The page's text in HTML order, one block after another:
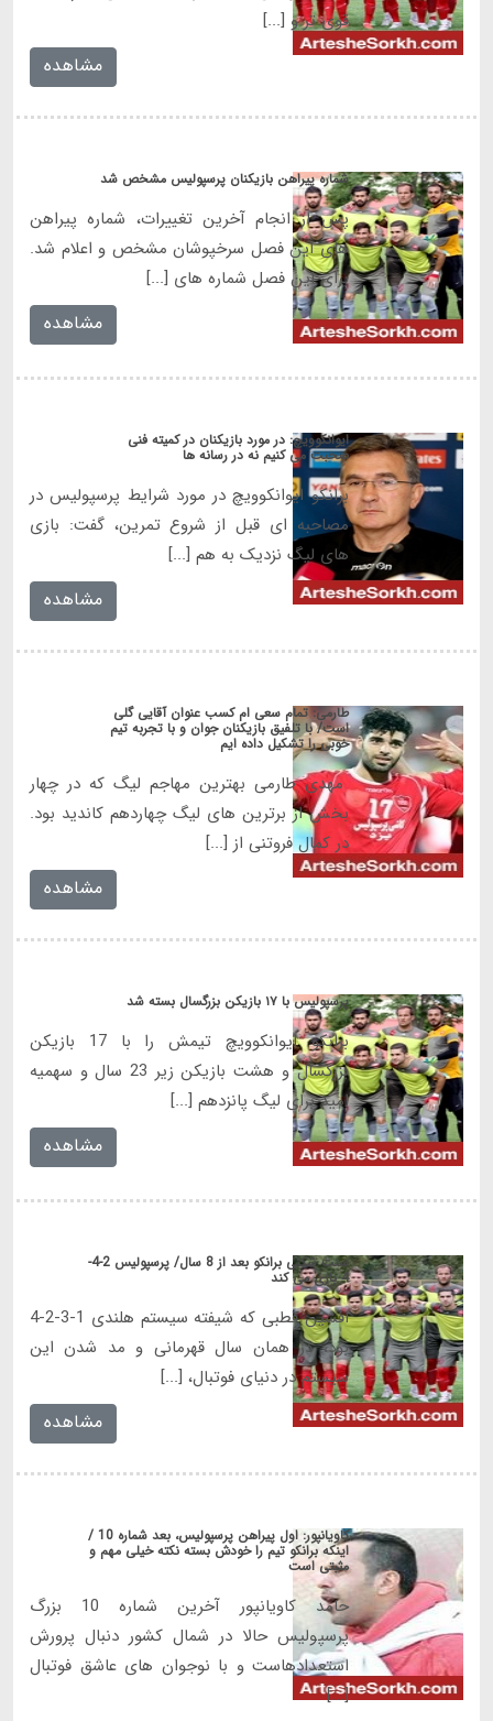
قوی تر و [...]
مشاهده
شماره پیراهن بازیکنان پرسپولیس مشخص شد
پس از انجام آخرین تغییرات، شماره پیراهن
های این فصل سرخپوشان مشخص و اعلام شد.
برای این فصل شماره های [...]
مشاهده
ایوانکوویچ: در مورد بازیکنان در کمیته فنی
صحبت می کنیم نه در رسانه ها
برانکو ایوانکوویچ در مورد شرایط پرسپولیس در
مصاحبه ای قبل از شروع تمرین، گفت: بازی
های لیگ نزدیک به هم [...]
مشاهده
طارمی: تمام سعی ام کسب عنوان آقایی گلی
است/ با تلفیق بازیکنان جوان و با تجربه تیم
خوبی را تشکیل داده ایم
مهدی طارمی بهترین مهاجم لیگ که در چهار
بخش از برترین های لیگ چهاردهم کاندید بود.
در کمال فروتنی از [...]
مشاهده
پرسپولیس با ۱۷ بازیکن بزرگسال بسته شد
برانکو ایوانکوویچ تیمش را با 17 بازیکن
بزرگسال و هشت بازیکن زیر 23 سال و سهمیه
امید برای لیگ پانزدهم [...]
مشاهده
سنت شکنی برانکو بعد از 8 سال/ پرسپولیس 2-4-
4 بازی می کند
افشین قطبی که شیفته سیستم هلندی 1-3-2-4
بود، در همان سال قهرمانی و مد شدن این
سیستم در دنیای فوتبال، [...]
مشاهده
کاویانپور: اول پیراهن پرسپولیس، بعد شماره 10 /
اینکه برانکو تیم را خودش بسته نکته خیلی مهم و
مثبتی است
حامد کاویانپور آخرین شماره 10 بزرگ
پرسپولیس حالا در شمال کشور دنبال پرورش
استعدادهاست و با نوجوان های عاشق فوتبال
[...]